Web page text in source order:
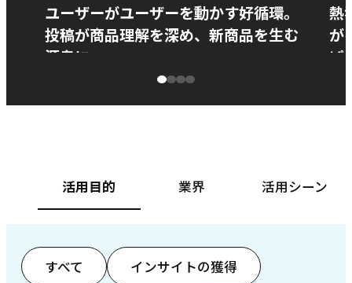
ユーザーがユーザーを動かす好循環。
投稿が商品理解を深め、新商品を生む
源泉に
熱
が
ぱ
活用目的 業界 活用シーン
すべて インサイトの獲得